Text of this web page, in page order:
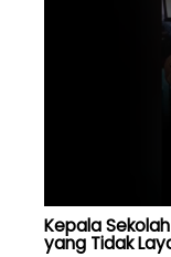
Kepala
yang Tidak